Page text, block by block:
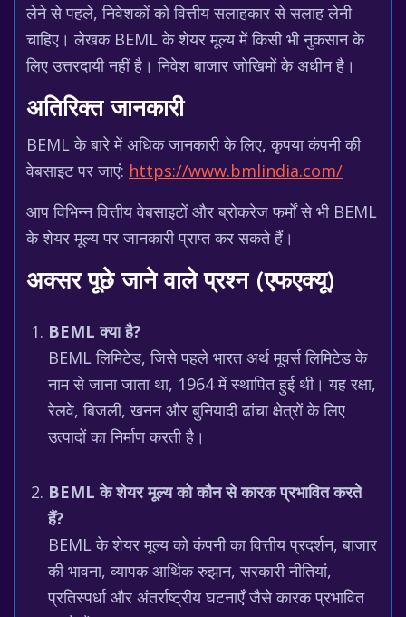
लेने से पहले, निवेशकों को वित्तीय सलाहकार से सलाह लेनी
चाहिए। लेखक BEML के शेयर मूल्य में किसी भी नुकसान के
लिए उत्तरदायी नहीं है। निवेश बाजार जोखिमों के अधीन है।
अतिरिक्त जानकारी
BEML के बारे में अधिक जानकारी के लिए, कृपया कंपनी की
वेबसाइट पर जाएं: https://www.bmlindia.com/
आप विभिन्न वित्तीय वेबसाइटों और ब्रोकरेज फर्मों से भी BEML
के शेयर मूल्य पर जानकारी प्राप्त कर सकते हैं।
अक्सर पूछे जाने वाले प्रश्न (एफएक्यू)
BEML क्या है?
BEML लिमिटेड, जिसे पहले भारत अर्थ मूवर्स लिमिटेड के
नाम से जाना जाता था, 1964 में स्थापित हुई थी। यह रक्षा,
रेलवे, बिजली, खनन और बुनियादी ढांचा क्षेत्रों के लिए
उत्पादों का निर्माण करती है।
BEML के शेयर मूल्य को कौन से कारक प्रभावित करते
हैं?
BEML के शेयर मूल्य को कंपनी का वित्तीय प्रदर्शन, बाजार
की भावना, व्यापक आर्थिक रुझान, सरकारी नीतियां,
प्रतिस्पर्धा और अंतर्राष्ट्रीय घटनाएँ जैसे कारक प्रभावित